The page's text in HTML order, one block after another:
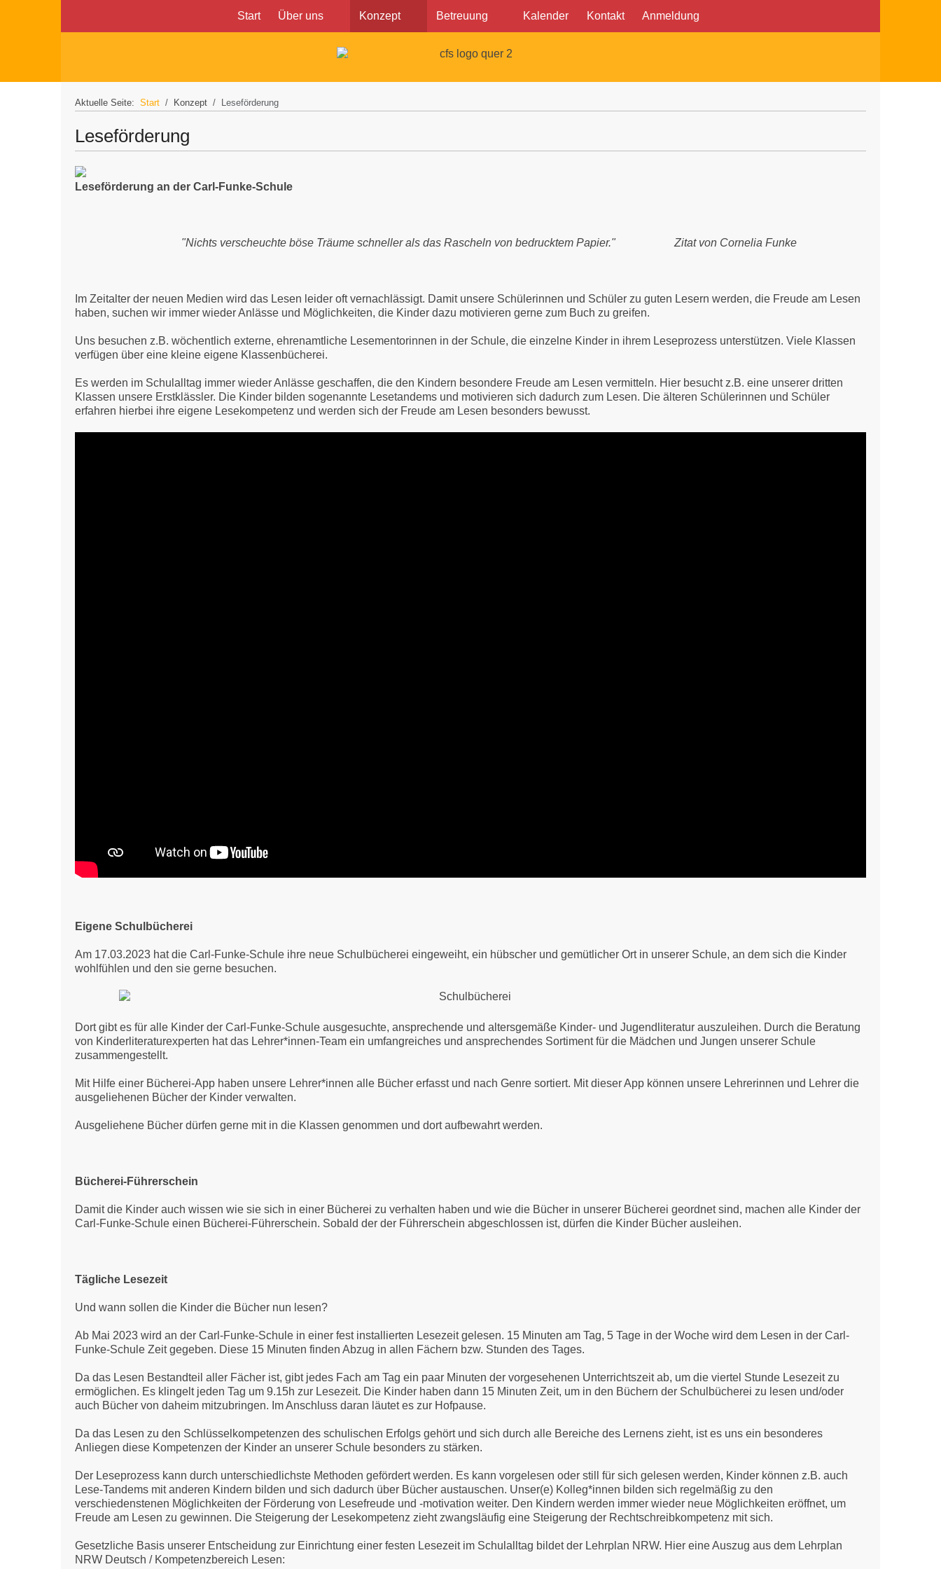
Start Über uns Konzept Betreuung Kalender Kontakt Anmeldung
Aktuelle Seite: Start Konzept Leseförderung
Leseförderung
Leseförderung an der Carl-Funke-Schule
"Nichts verscheuchte böse Träume schneller als das Rascheln von bedrucktem Papier." Zitat von Cornelia Funke
Im Zeitalter der neuen Medien wird das Lesen leider oft vernachlässigt. Damit unsere Schülerinnen und Schüler zu guten Lesern werden, die Freude am Lesen
haben, suchen wir immer wieder Anlässe und Möglichkeiten, die Kinder dazu motivieren gerne zum Buch zu greifen.
Uns besuchen z.B. wöchentlich externe, ehrenamtliche Lesementorinnen in der Schule, die einzelne Kinder in ihrem Leseprozess unterstützen. Viele Klassen
verfügen über eine kleine eigene Klassenbücherei.
Es werden im Schulalltag immer wieder Anlässe geschaffen, die den Kindern besondere Freude am Lesen vermitteln. Hier besucht z.B. eine unserer dritten
Klassen unsere Erstklässler. Die Kinder bilden sogenannte Lesetandems und motivieren sich dadurch zum Lesen. Die älteren Schülerinnen und Schüler
erfahren hierbei ihre eigene Lesekompetenz und werden sich der Freude am Lesen besonders bewusst.
Eigene Schulbücherei
Am 17.03.2023 hat die Carl-Funke-Schule ihre neue Schulbücherei eingeweiht, ein hübscher und gemütlicher Ort in unserer Schule, an dem sich die Kinder
wohlfühlen und den sie gerne besuchen.
Dort gibt es für alle Kinder der Carl-Funke-Schule ausgesuchte, ansprechende und altersgemäße Kinder- und Jugendliteratur auszuleihen. Durch die Beratung
von Kinderliteraturexperten hat das Lehrer*innen-Team ein umfangreiches und ansprechendes Sortiment für die Mädchen und Jungen unserer Schule
zusammengestellt.
Mit Hilfe einer Bücherei-App haben unsere Lehrer*innen alle Bücher erfasst und nach Genre sortiert. Mit dieser App können unsere Lehrerinnen und Lehrer die
ausgeliehenen Bücher der Kinder verwalten.
Ausgeliehene Bücher dürfen gerne mit in die Klassen genommen und dort aufbewahrt werden.
Bücherei-Führerschein
Damit die Kinder auch wissen wie sie sich in einer Bücherei zu verhalten haben und wie die Bücher in unserer Bücherei geordnet sind, machen alle Kinder der
Carl-Funke-Schule einen Bücherei-Führerschein. Sobald der der Führerschein abgeschlossen ist, dürfen die Kinder Bücher ausleihen.
Tägliche Lesezeit
Und wann sollen die Kinder die Bücher nun lesen?
Ab Mai 2023 wird an der Carl-Funke-Schule in einer fest installierten Lesezeit gelesen. 15 Minuten am Tag, 5 Tage in der Woche wird dem Lesen in der Carl-
Funke-Schule Zeit gegeben. Diese 15 Minuten finden Abzug in allen Fächern bzw. Stunden des Tages.
Da das Lesen Bestandteil aller Fächer ist, gibt jedes Fach am Tag ein paar Minuten der vorgesehenen Unterrichtszeit ab, um die viertel Stunde Lesezeit zu
ermöglichen. Es klingelt jeden Tag um 9.15h zur Lesezeit. Die Kinder haben dann 15 Minuten Zeit, um in den Büchern der Schulbücherei zu lesen und/oder
auch Bücher von daheim mitzubringen. Im Anschluss daran läutet es zur Hofpause.
Da das Lesen zu den Schlüsselkompetenzen des schulischen Erfolgs gehört und sich durch alle Bereiche des Lernens zieht, ist es uns ein besonderes
Anliegen diese Kompetenzen der Kinder an unserer Schule besonders zu stärken.
Der Leseprozess kann durch unterschiedlichste Methoden gefördert werden. Es kann vorgelesen oder still für sich gelesen werden, Kinder können z.B. auch
Lese-Tandems mit anderen Kindern bilden und sich dadurch über Bücher austauschen. Unser(e) Kolleg*innen bilden sich regelmäßig zu den
verschiedenstenen Möglichkeiten der Förderung von Lesefreude und -motivation weiter. Den Kindern werden immer wieder neue Möglichkeiten eröffnet, um
Freude am Lesen zu gewinnen. Die Steigerung der Lesekompetenz zieht zwangsläufig eine Steigerung der Rechtschreibkompetenz mit sich.
Gesetzliche Basis unserer Entscheidung zur Einrichtung einer festen Lesezeit im Schulalltag bildet der Lehrplan NRW. Hier eine Auszug aus dem Lehrplan
NRW Deutsch / Kompetenzbereich Lesen: